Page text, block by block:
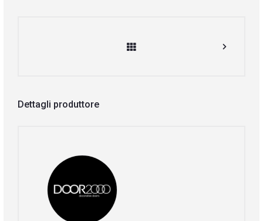
Dettagli produttore